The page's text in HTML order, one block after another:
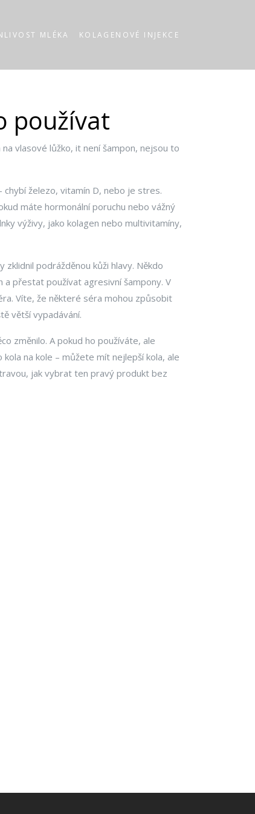
MLÉKA KOLAGENOVÉ INJEKCE
používat
na vlasové lůžko, it není šampon, nejsou to
chybí železo, vitamín D, nebo je stres.
máte hormonální poruchu nebo vážný
výživy, jako kolagen nebo multivitamíny,
podrážděnou kůži hlavy. Někdo
přestat používat agresivní šampony. V
Víte, že některé séra mohou způsobit
větší vypadávání.
změnilo. A pokud ho používáte, ale
na kole – můžete mít nejlepší kola, ale
jak vybrat ten pravý produkt bez